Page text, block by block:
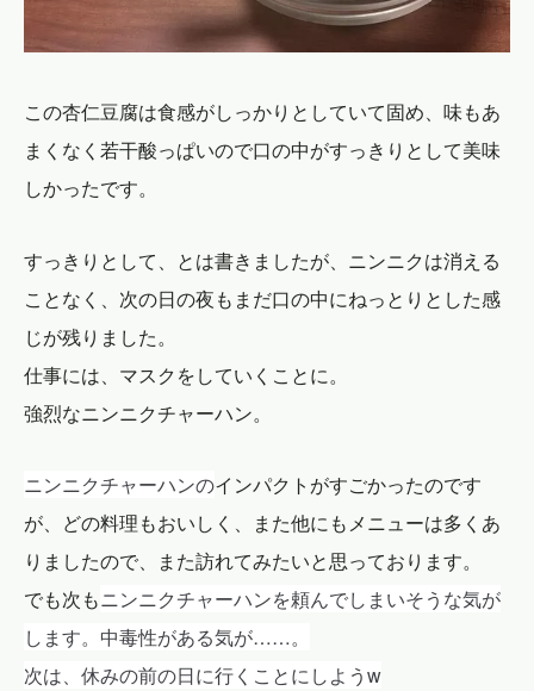
この杏仁豆腐は食感がしっかりとしていて固め、味もあ
まくなく若干酸っぱいので口の中がすっきりとして美味
しかったです。
すっきりとして、とは書きましたが、ニンニクは消える
ことなく、次の日の夜もまだ口の中にねっとりとした感
じが残りました。
仕事には、マスクをしていくことに。
強烈なニンニクチャーハン。
ニンニクチャーハンのインパクトがすごかったのです
が、どの料理もおいしく、また他にもメニューは多くあ
りましたので、また訪れてみたいと思っております。
でも次もニンニクチャーハンを頼んでしまいそうな気が
します。中毒性がある気が……。
次は、休みの前の日に行くことにしようw